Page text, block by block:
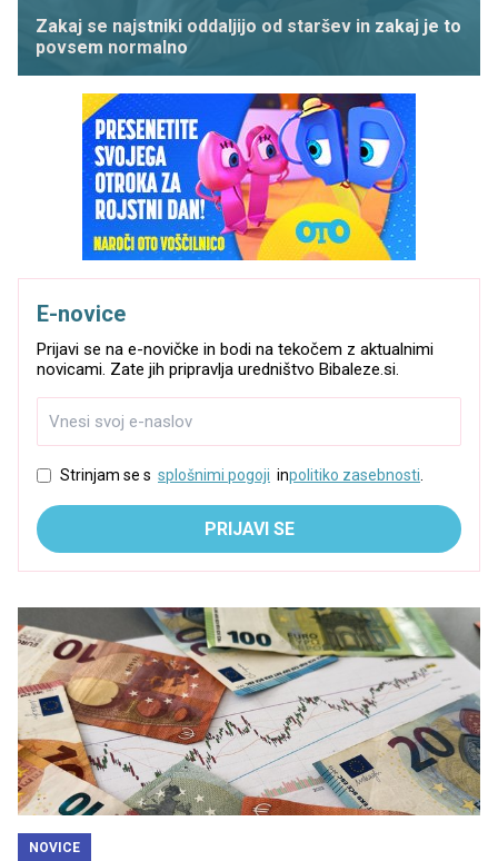
Zakaj se najstniki oddaljijo od staršev in zakaj je to
povsem normalno
E-novice
Prijavi se na e-novičke in bodi na tekočem z aktualnimi
novicami. Zate jih pripravlja uredništvo Bibaleze.si.
Strinjam se s splošnimi pogoji inpolitiko zasebnosti
PRIJAVI SE
NOVICE